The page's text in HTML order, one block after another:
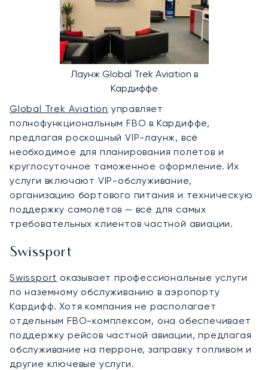
Лаунж Global Trek Aviation в
Кардиффе
Global Trek Aviation управляет
полнофункциональным FBO в Кардиффе,
предлагая роскошный VIP-лаунж, всё
необходимое для планирования полётов и
круглосуточное таможенное оформление. Их
услуги включают VIP-обслуживание,
организацию бортового питания и техническую
поддержку самолётов — всё для самых
требовательных клиентов частной авиации.
Swissport
Swissport оказывает профессиональные услуги
по наземному обслуживанию в аэропорту
Кардифф. Хотя компания не располагает
отдельным FBO-комплексом, она обеспечивает
поддержку рейсов частной авиации, предлагая
обслуживание на перроне, заправку топливом и
другие ключевые услуги.